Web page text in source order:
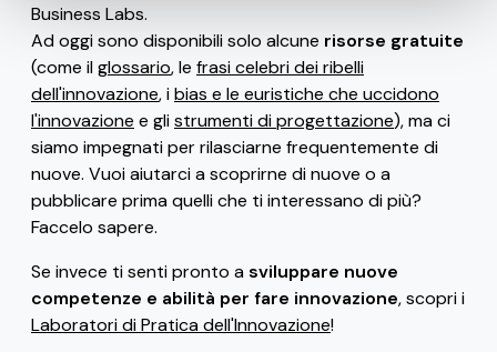
Business Labs.
Ad oggi sono disponibili solo alcune risorse gratuite
(come ilglossario, le frasi celebri dei ribelli
dell'innovazione, ibias e le euristiche che uccidono
l'innovazione e glistrumenti di progettazione), ma ci
siamo impegnati per rilasciarne frequentemente di
nuove. Vuoi aiutarci a scoprirne di nuove o a
pubblicare prima quelli che ti interessano di più?
Faccelo sapere.
Se invece ti senti pronto asviluppare nuove
competenze e abilità per fare innovazione, scopri i
Laboratori di Pratica dell'Innovazione!